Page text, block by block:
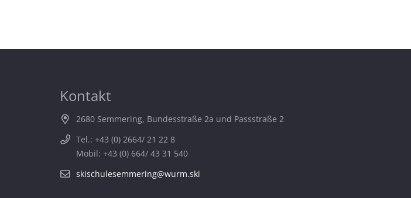
Kontakt
2680 Semmering, Bundesstraße 2a und Passstraße 2
Tel.: +43 (0) 2664/ 21 22 8
Mobil: +43 (0) 664/ 43 31 540
skischulesemmering@wurm.ski